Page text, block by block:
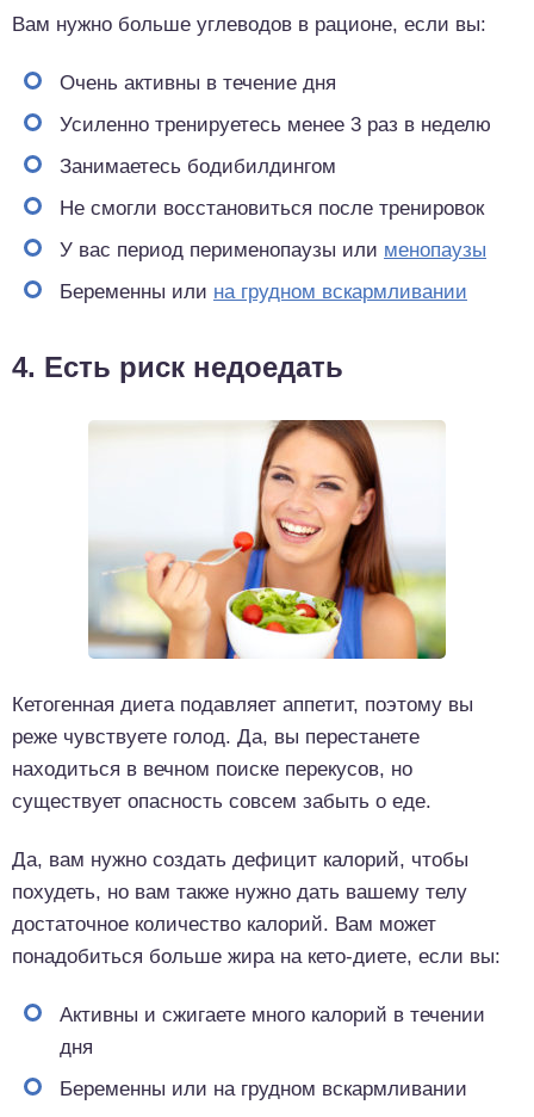
Вам нужно больше углеводов в рационе, если вы:
Очень активны в течение дня
Усиленно тренируетесь менее 3 раз в неделю
Занимаетесь бодибилдингом
Не смогли восстановиться после тренировок
У вас период перименопаузы или менопаузы
Беременны или на грудном вскармливании
4. Есть риск недоедать
Кетогенная диета подавляет аппетит, поэтому вы
реже чувствуете голод. Да, вы перестанете
находиться в вечном поиске перекусов, но
существует опасность совсем забыть о еде.
Да, вам нужно создать дефицит калорий, чтобы
похудеть, но вам также нужно дать вашему телу
достаточное количество калорий. Вам может
понадобиться больше жира на кето-диете, если вы:
Активны и сжигаете много калорий в течении
дня
Беременны или на грудном вскармливании